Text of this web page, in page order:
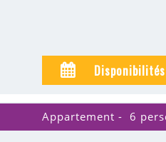
Appartement 6